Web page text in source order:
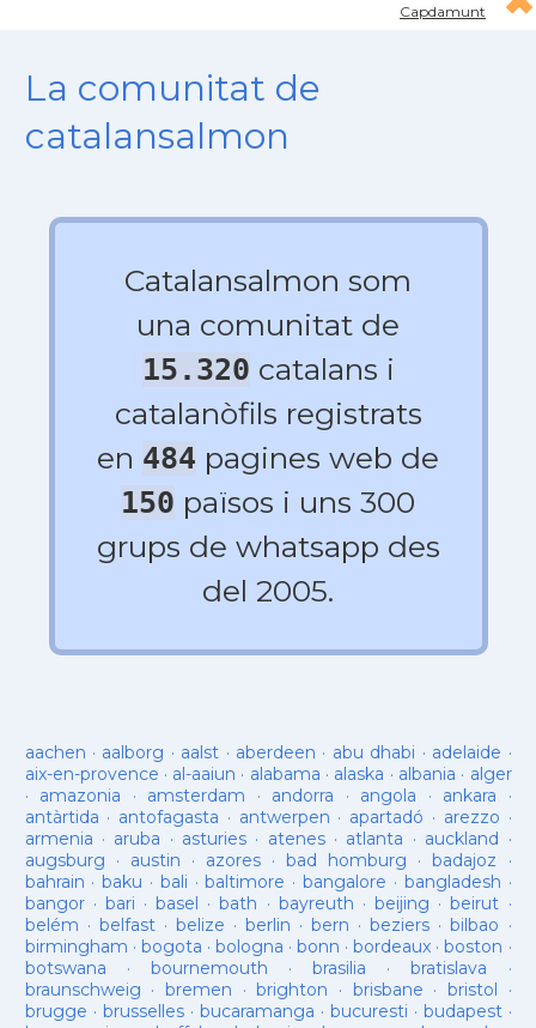
Capdamunt
La comunitat de
catalansalmon
Catalansalmon som
una comunitat de
15.320 catalans i
catalanòfils registrats
en 484 pagines web de
150 països i uns 300
grups de whatsapp des
del 2005.
aachen · aalborg · aalst · aberdeen · abu dhabi · adelaide ·
aix-en-provence · al-aaiun · alabama · alaska · albania · alger
· amazonia · amsterdam · andorra · angola · ankara ·
antàrtida · antofagasta · antwerpen · apartadó · arezzo ·
armenia · aruba · asturies· atenes· atlanta · auckland ·
augsburg · austin · azores·bad homburg ·badajoz ·
bahrain ·baku · bali ·baltimore ·bangalore · bangladesh ·
bangor· bari ·basel ·bath · bayreuth ·beijing ·beirut ·
belém · belfast· belize · berlin ·bern ·beziers ·bilbao ·
birmingham · bogota · bologna ·bonn ·bordeaux ·boston ·
botswana · bournemouth ·brasilia ·bratislava ·
braunschweig · bremen ·brighton · brisbane · bristol ·
brugge · brusselles· bucaramanga · bucuresti · budapest·